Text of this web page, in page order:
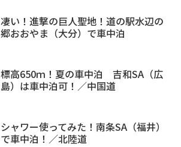
凄い！進撃の巨人聖地！道の駅水辺の
郷おおやま（大分）で車中泊
標高650ｍ！夏の車中泊 吉和SA（広
島）は車中泊可！／中国道
シャワー使ってみた！南条SA（福井）
で車中泊！／北陸道